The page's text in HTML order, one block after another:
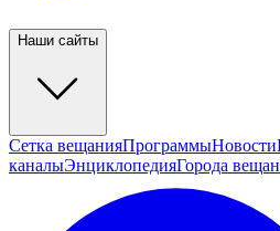
Наши сайты
Сетка вещанияПрограммыНовости
каналыЭнциклопедияГорода